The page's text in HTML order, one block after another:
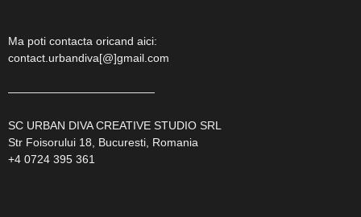
Ma poti contacta oricand aici:
contact.urbandiva[@]gmail.com
—————————————
SC URBAN DIVA CREATIVE STUDIO SRL
Str Foisorului 18, Bucuresti, Romania
+4 0724 395 361